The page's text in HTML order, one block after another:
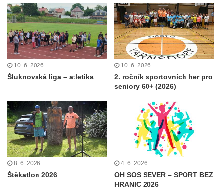
10. 6. 2026
Šluknovská liga – atletika
10. 6. 2026
2. ročník sportovních her pro
seniory 60+ (2026)
8. 6. 2026
Štěkatlon 2026
4. 6. 2026
OH SOS SEVER – SPORT BEZ
HRANIC 2026